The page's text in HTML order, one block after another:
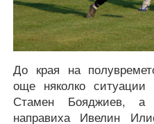
До края на
още няколко
Стамен Бояджиев, а
направиха Ивелин